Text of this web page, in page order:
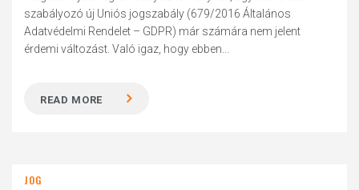
szabályozó új Uniós jogszabály (679/2016 Általános
Adatvédelmi Rendelet – GDPR) már számára nem jelent
érdemi változást. Való igaz, hogy ebben...
READ MORE
JOG